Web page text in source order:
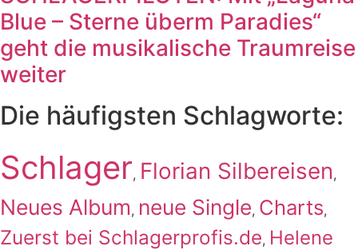
Blue – Sterne überm Paradies“
geht die musikalische Traumreise
weiter
Die häufigsten Schlagworte:
Schlager, Florian Silbereisen,
Neues Album, neue Single, Charts,
Zuerst bei Schlagerprofis.de, Helene